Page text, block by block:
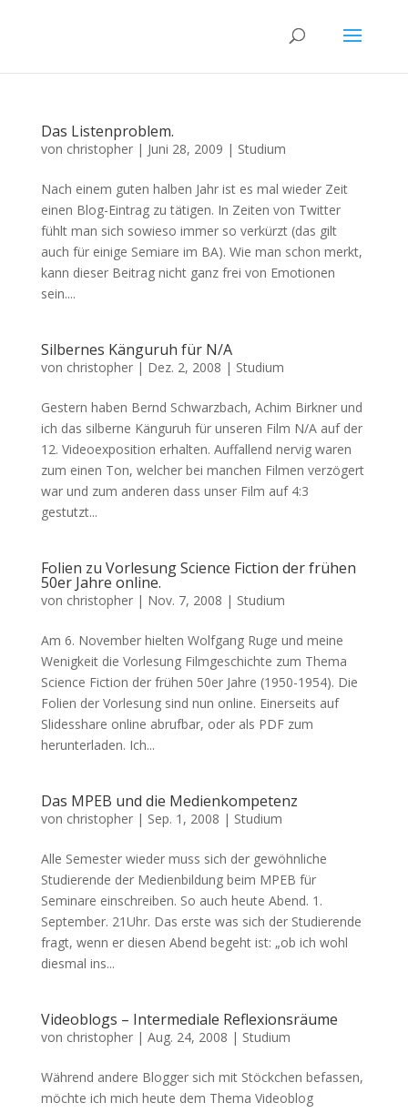
Das Listenproblem.
von christopher| Juni 28, 2009 | Studium
Nach einem guten halben Jahr ist es mal wieder Zeit
einen Blog-Eintrag zu tätigen. In Zeiten von Twitter
fühlt man sich sowieso immer so verkürzt (das gilt
auch für einige Semiare im BA). Wie man schon merkt,
kann dieser Beitrag nicht ganz frei von Emotionen
sein....
Silbernes Känguruh für N/A
von christopher| Dez. 2, 2008 | Studium
Gestern haben Bernd Schwarzbach, Achim Birkner und
ich das silberne Känguruh für unseren Film N/A auf der
12. Videoexposition erhalten. Auffallend nervig waren
zum einen Ton, welcher bei manchen Filmen verzögert
war und zum anderen dass unser Film auf 4:3
gestutzt...
Folien zu Vorlesung Science Fiction der frühen
50er Jahre online.
von christopher| Nov. 7, 2008 | Studium
Am 6. November hielten Wolfgang Ruge und meine
Wenigkeit die Vorlesung Filmgeschichte zum Thema
Science Fiction der frühen 50er Jahre (1950-1954). Die
Folien der Vorlesung sind nun online. Einerseits auf
Slidesshare online abrufbar, oder als PDF zum
herunterladen. Ich...
Das MPEB und die Medienkompetenz
von christopher| Sep. 1, 2008 | Studium
Alle Semester wieder muss sich der gewöhnliche
Studierende der Medienbildung beim MPEB für
Seminare einschreiben. So auch heute Abend. 1.
September. 21Uhr. Das erste was sich der Studierende
fragt, wenn er diesen Abend begeht ist: „ob ich wohl
diesmal ins...
Videoblogs – Intermediale Reflexionsräume
von christopher| Aug. 24, 2008 | Studium
Während andere Blogger sich mit Stöckchen befassen,
möchte ich mich heute dem Thema Videoblog